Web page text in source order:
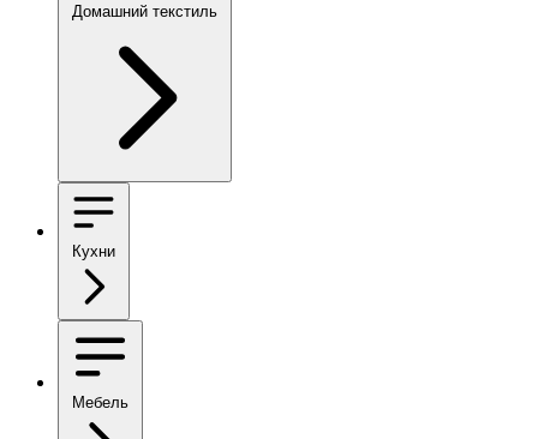
Домашний текстиль
Кухни
Мебель